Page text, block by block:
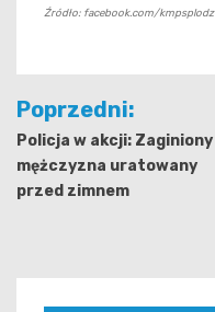
Źródło: facebook.com/kmpsplodz
Nawigacja
wpisu
Poprzedni:
Policja w akcji: Zaginiony
mężczyzna uratowany
przed zimnem